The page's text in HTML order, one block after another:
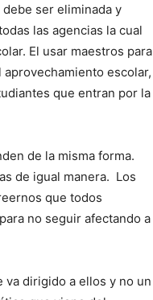
ser eliminada y
las agencias la cual
El usar maestros para
escolar,
que entran por la
de la misma forma.
de igual manera. Los
que todos
no seguir afectando a
va dirigido a ellos y no un